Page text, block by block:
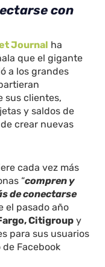
con
Journal ha
que el gigante
a los grandes
sus clientes,
y saldos de
crear nuevas
cada vez más
“compren y
de conectarse
el pasado año
Citigroup y
para sus usuarios
Facebook